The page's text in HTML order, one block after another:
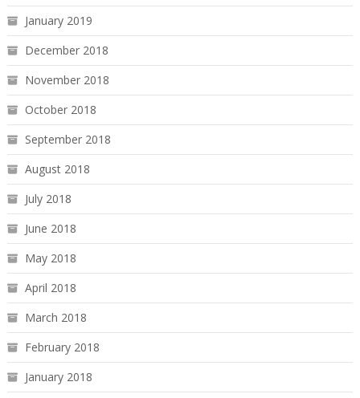
January 2019
December 2018
November 2018
October 2018
September 2018
August 2018
July 2018
June 2018
May 2018
April 2018
March 2018
February 2018
January 2018